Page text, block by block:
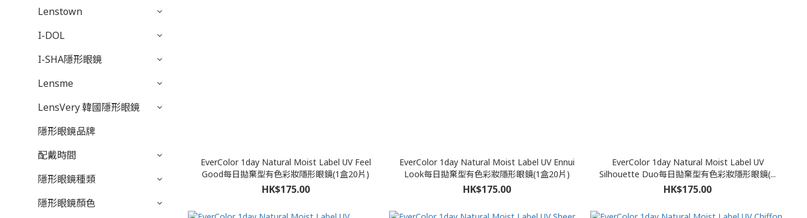
Lenstown
I-DOL
I-SHA隱形眼鏡
Lensme
LensVery 韓國隱形眼鏡
隱形眼鏡品牌
配戴時間
隱形眼鏡種類
隱形眼鏡顏色
EverColor 1day Natural Moist Label UV Feel
Good每日拋棄型有色彩妝隱形眼鏡(1盒20片)
HK$175.00
EverColor 1day Natural Moist Label UV Ennui
Look每日拋棄型有色彩妝隱形眼鏡(1盒20片)
HK$175.00
EverColor 1day Natural Moist Label UV
Silhouette Duo每日拋棄型有色彩妝隱形眼鏡(...
HK$175.00